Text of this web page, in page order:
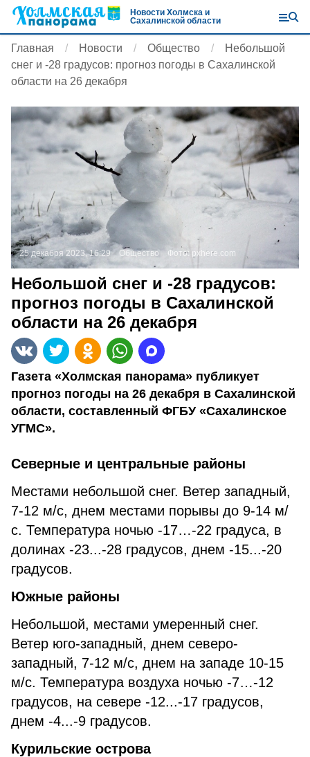
Новости Холмска и
Сахалинской области
Главная Новости Общество
Небольшой
снег и -28 градусов: прогноз погоды в Сахалинской
области на 26 декабря
25 декабря 2023, 16:29 Общество Фото: pxhere.com
Небольшой снег и -28 градусов:
прогноз погоды в Сахалинской
области на 26 декабря
Газета «Холмская панорама» публикует
прогноз погоды на 26 декабря в Сахалинской
области, составленный ФГБУ «Сахалинское
УГМС».
Северные и центральные районы
Местами небольшой снег. Ветер западный,
7-12 м/с, днем местами порывы до 9-14 м/
с. Температура ночью -17…-22 градуса, в
долинах -23...-28 градусов, днем -15...-20
градусов.
Южные районы
Небольшой, местами умеренный снег.
Ветер юго-западный, днем северо-
западный, 7-12 м/с, днем на западе 10-15
м/с. Температура воздуха ночью -7…-12
градусов, на севере -12...-17 градусов,
днем -4...-9 градусов.
Курильские острова